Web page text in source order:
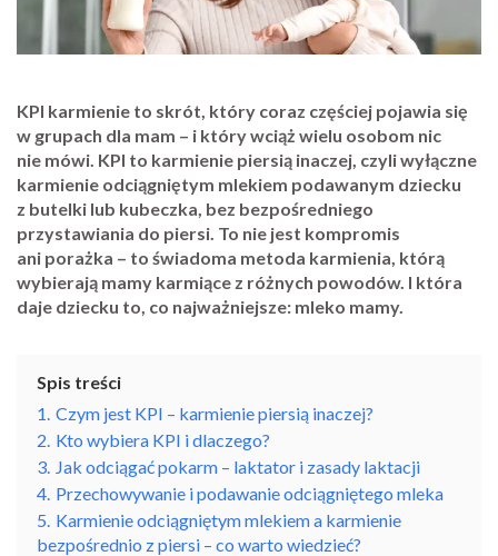
KPI karmienie to skrót, który coraz częściej pojawia się
w grupach dla mam – i który wciąż wielu osobom nic
nie mówi. KPI to karmienie piersią inaczej, czyli wyłączne
karmienie odciągniętym mlekiem podawanym dziecku
z butelki lub kubeczka, bez bezpośredniego
przystawiania do piersi. To nie jest kompromis
ani porażka – to świadoma metoda karmienia, którą
wybierają mamy karmiące z różnych powodów. I która
daje dziecku to, co najważniejsze: mleko mamy.
Spis treści
1. Czym jest KPI – karmienie piersią inaczej?
2. Kto wybiera KPI i dlaczego?
3. Jak odciągać pokarm – laktator i zasady laktacji
4. Przechowywanie i podawanie odciągniętego mleka
5. Karmienie odciągniętym mlekiem a karmienie
bezpośrednio z piersi – co warto wiedzieć?